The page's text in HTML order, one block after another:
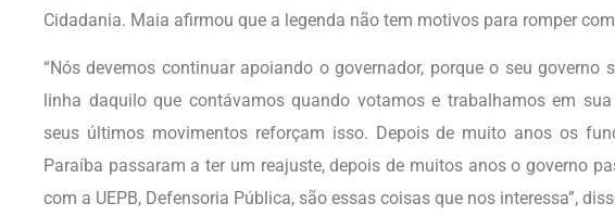
Cidadania. Maia afirmou que a legenda não tem motivos para romper
“Nós devemos continuar apoiando o governador, porque o seu governo
linha daquilo que contávamos quando votamos e trabalhamos em
seus últimos movimentos reforçam isso. Depois de muito anos os
Paraíba passaram a ter um reajuste, depois de muitos anos o governo
com a UEPB, Defensoria Pública, são essas coisas que nos interessa”,